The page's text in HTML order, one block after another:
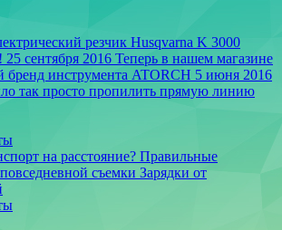
резчик Husqvarna K 3000
25 сентября 2016 Теперь в нашем магазине
бренд инструмента ATORCH 5 июня 2016
так просто пропилить прямую линию
на расстояние? Правильные
съемки Зарядки от